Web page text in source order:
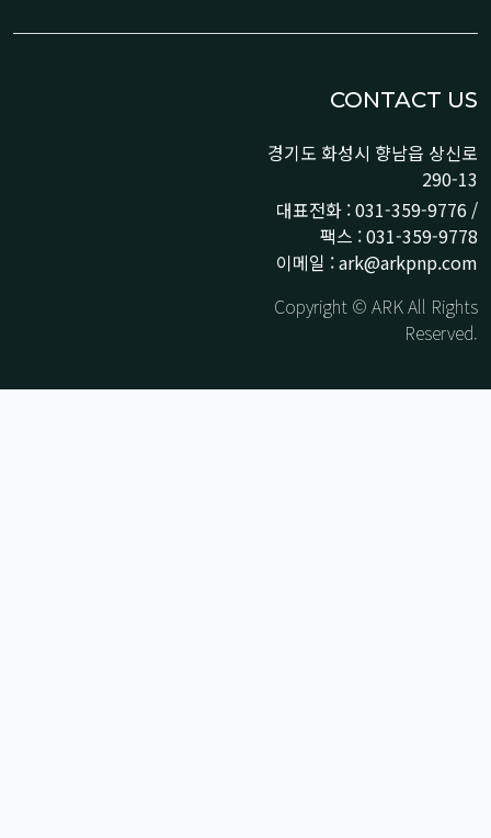
CONTACT US
경기도 화성시 향남읍 상신로
290-13
대표전화 : 031-359-9776 /
팩스 : 031-359-9778
이메일 : ark@arkpnp.com
Copyright © ARK All Rights
Reserved.